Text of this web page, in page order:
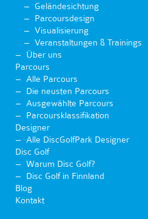
Geländesichtung
Parcoursdesign
Visualisierung
Veranstaltungen & Trainings
Über uns
Parcours
Alle Parcours
Die neusten Parcours
Ausgewählte Parcours
Parcoursklassifikation
Designer
Alle DiscGolfPark Designer
Disc Golf
Warum Disc Golf?
Disc Golf in Finnland
Blog
Kontakt